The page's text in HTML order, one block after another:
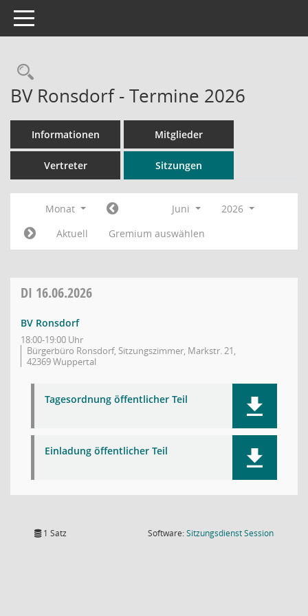
Toggle navigation
Rechercheauswahl
BV Ronsdorf - Termine 2026
Informationen Mitglieder
Vertreter Sitzungen
Monat Juni
2026
Aktuell
Gremium auswählen
DI 16.06.2026
BV Ronsdorf
18:00-19:00 Uhr
Bürgerbüro Ronsdorf, Sitzungszimmer, Markstr. 21,
42369 Wuppertal
Tagesordnung öffentlicher Teil
Einladung öffentlicher Teil
1 Satz Software:SitzungsdienstSession(Wird in